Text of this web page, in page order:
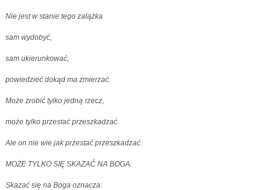
Nie jest w stanie tego zalążka
sam wydobyć,
sam ukierunkować,
powiedzieć dokąd ma zmierzać.
Może zrobić tylko jedną rzecz,
może tylko przestać przeszkadzać.
Ale on nie wie jak przestać przeszkadzać.
MOŻE TYLKO SIĘ SKAZAĆ NA BOGA.
Skazać się na Boga oznacza: